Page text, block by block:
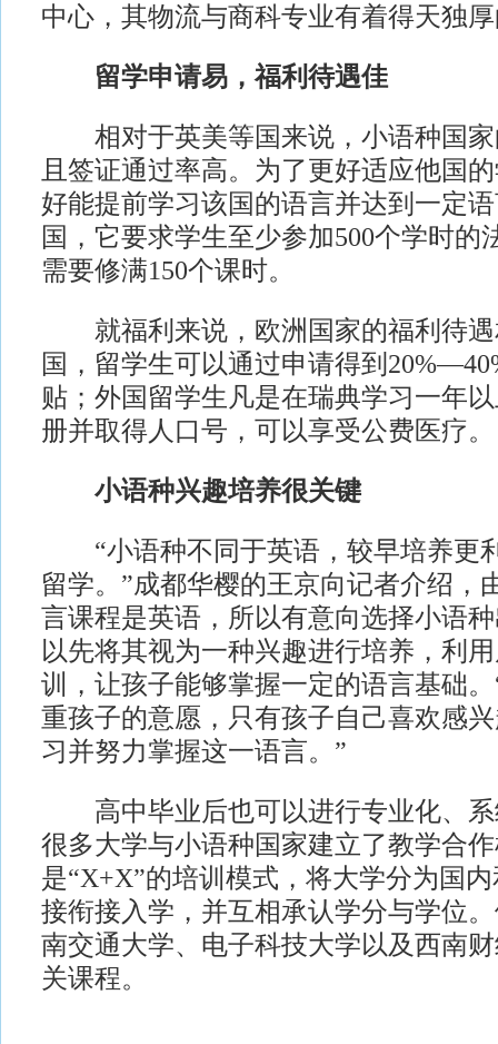
中心，其物流与商科专业有着得天独
留学申请易，福利待遇佳
相对于英美等国来说，小语种国家
且签证通过率高。为了更好适应他国
好能提前学习该国的语言并达到一定
国，它要求学生至少参加500个学时的
需要修满150个课时。
就福利来说，欧洲国家的福利待遇
国，留学生可以通过申请得到
贴；外国留学生凡是在瑞典学习一年
册并取得人口号，可以享受公费医疗。
小语种兴趣培养很关键
“小语种不同于英语，较早培养更
留学。”成都华樱的王京向记者介绍，
言课程是英语，所以有意向选择小语
以先将其视为一种兴趣进行培养，利
训，让孩子能够掌握一定的语言基础
重孩子的意愿，只有孩子自己喜欢感
习并努力掌握这一语言。”
高中毕业后也可以进行专业化、系
很多大学与小语种国家建立了教学合
是“X+X”的培训模式，将大学分为国
接衔接入学，并互相承认学分与学位
南交通大学、电子科技大学以及西南
关课程。